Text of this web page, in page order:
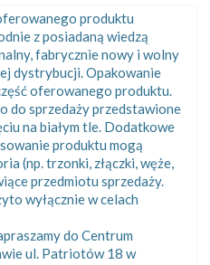
produktu
z posiadaną wiedzą
fabrycznie nowy i wolny
dystrybucji. Opakowanie
oferowanego produktu.
do sprzedaży przedstawione
na białym tle. Dodatkowe
produktu mogą
(np. trzonki, złączki, węże,
przedmiotu sprzedaży.
wyłącznie w celach
do Centrum
ul. Patriotów 18 w